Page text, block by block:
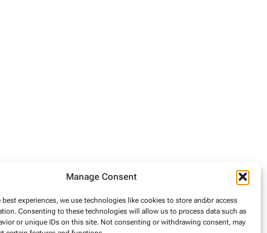
Manage Consent
best experiences, we use technologies like cookies to store and/or access
Consenting to these technologies will allow us to process data such as
or unique IDs on this site. Not consenting or withdrawing consent, may